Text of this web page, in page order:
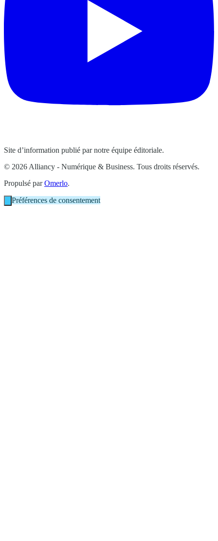
Site d’information publié par notre équipe éditoriale.
© 2026 Alliancy - Numérique & Business. Tous droits réservés.
Propulsé parOmerlo.
Préférences de consentement